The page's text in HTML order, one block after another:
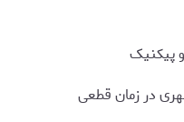
پیکنیک
در زمان قطعی